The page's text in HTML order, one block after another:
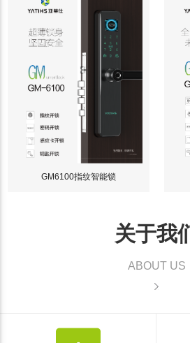
GM6100指纹智能锁
关于我
ABOUT US